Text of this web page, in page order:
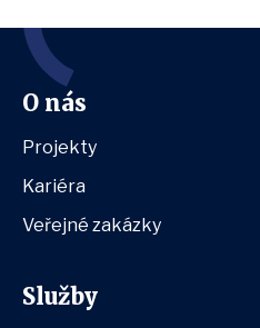
O nás
Projekty
Kariéra
Veřejné zakázky
Služby